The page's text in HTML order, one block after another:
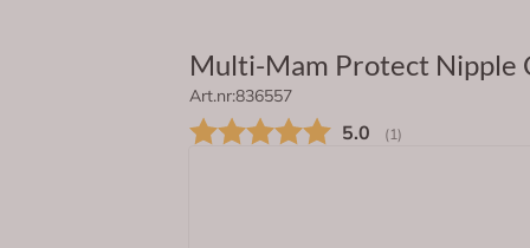
Multi-Mam Protect Nipple
Art.nr:836557
5.0 (stemmer:
1)
Multi-Mam Protect Nipple Care
Et spesialprodukt som er laget for å